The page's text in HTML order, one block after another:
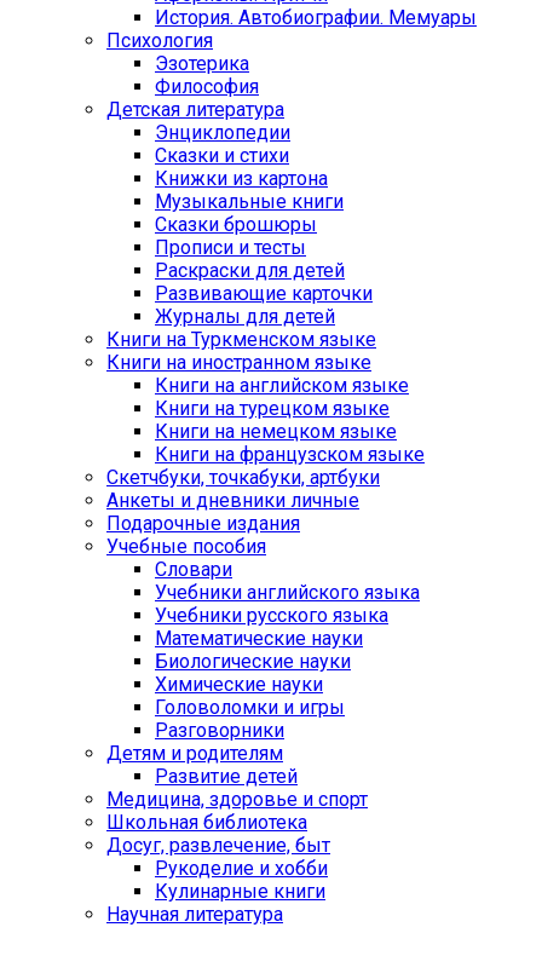
История. Автобиографии. Мемуары
Психология
Эзотерика
Философия
Детская литература
Энциклопедии
Сказки и стихи
Книжки из картона
Музыкальные книги
Сказки брошюры
Прописи и тесты
Раскраски для детей
Развивающие карточки
Журналы для детей
Книги на Туркменском языке
Книги на иностранном языке
Книги на английском языке
Книги на турецком языке
Книги на немецком языке
Книги на французском языке
Cкетчбуки, точкабуки, артбуки
Анкеты и дневники личные
Подарочные издания
Учебные пособия
Словари
Учебники английского языка
Учебники русского языка
Математические науки
Биологические науки
Химические науки
Головоломки и игры
Разговорники
Детям и родителям
Развитие детей
Медицина, здоровье и спорт
Школьная библиотека
Досуг, развлечение, быт
Рукоделие и хобби
Кулинарные книги
Научная литература